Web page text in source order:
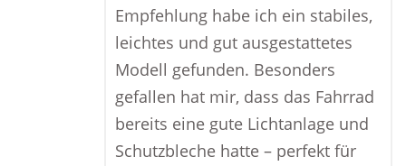
Empfehlung habe ich ein stabiles,
leichtes und gut ausgestattetes
Modell gefunden. Besonders
gefallen hat mir, dass das Fahrrad
bereits eine gute Lichtanlage und
Schutzbleche hatte – perfekt für